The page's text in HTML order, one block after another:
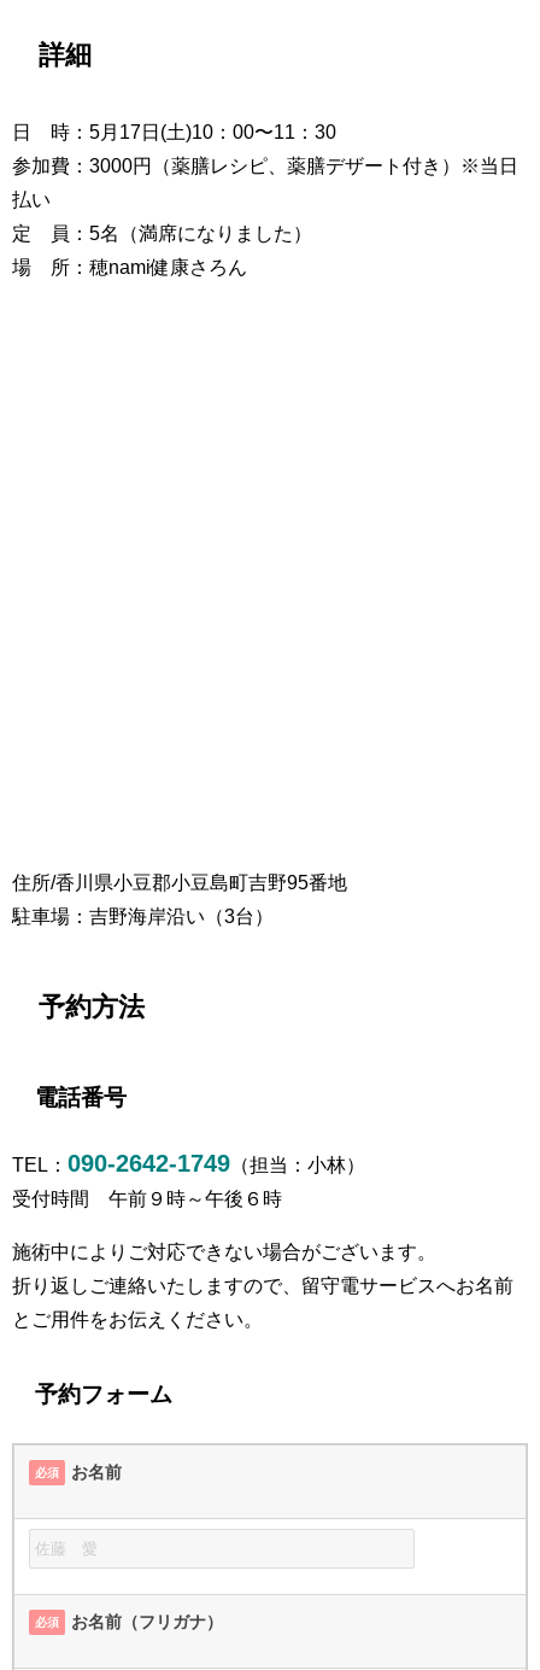
詳細
日 時：5月17日(土)10：00〜11：30
参加費：3000円（薬膳レシピ、薬膳デザート付き）※当日
払い
定 員：5名（満席になりました）
場 所：穂nami健康さろん
住所/香川県小豆郡小豆島町吉野95番地
駐車場：吉野海岸沿い（3台）
予約方法
電話番号
TEL： 090-2642-1749 （担当：小林）
受付時間 午前９時～午後６時
施術中によりご対応できない場合がございます。
折り返しご連絡いたしますので、留守電サービスへお名前
とご用件をお伝えください。
予約フォーム
必須 お名前
必須 お名前（フリガナ）